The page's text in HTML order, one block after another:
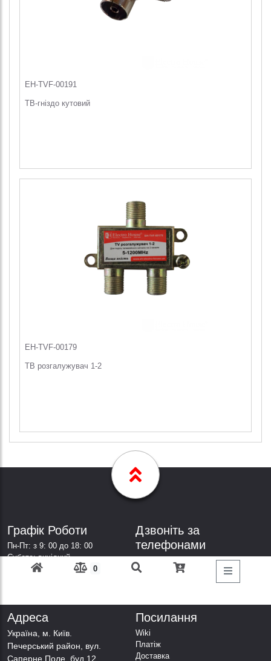
0
EH-TVF-00191
ТВ-гніздо кутовий
EH-TVF-00179
ТВ розгалужувач 1-2
Графік Роботи
Пн-Пт: з 9: 00 до 18: 00
Субота: вихідний
Неділя: вихідний
Дзвоніть за
телефонами
+38 (098) 303-77-86
+38 (067) 447-44-88
Адреса
Українa, м. Київ.
Печерський район, вул.
Саперне Поле, буд.12,
Посилання
Wiki
Платіж
Доставка